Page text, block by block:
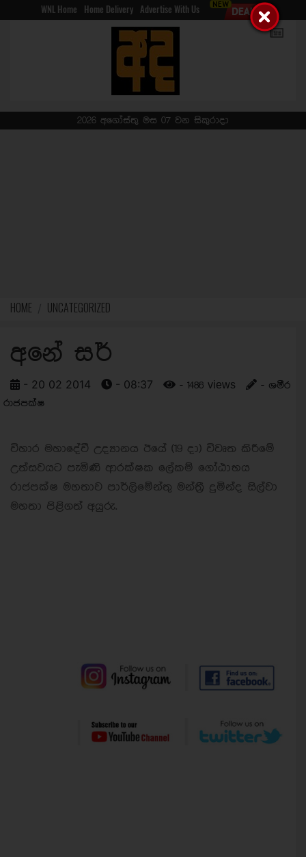
WNL Home Home Delivery Advertise With Us
2026 අගෝස්තු මස 07 වන සිකුරාදා
HOME UNCATEGORIZED
අනේ සර්
- 20 02 2014 - 08:37 - 1486 views
- ශමීර
රාජපක්ෂ
විහාර මහාදේවී උද්‍යානය ඊයේ (19 දා) විවෘත කිරීමේ
උත්සවයට පැමිණි ආරක්ෂක ලේකම් ගෝඨාභය
රාජපක්ෂ මහතාව පාර්ලිමේන්තු මන්ත්‍රී දුමින්ද සිල්වා
මහතා පිළිගත් අයුරු.